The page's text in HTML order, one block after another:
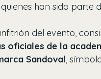
han sido parte
del evento,
oficiales de la
Sandoval,